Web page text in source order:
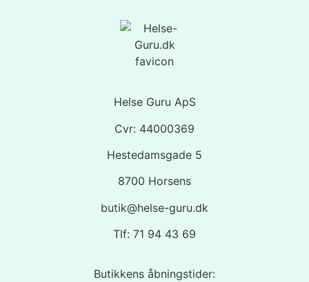
Helse Guru ApS
Cvr: 44000369
Hestedamsgade 5
8700 Horsens
butik@helse-guru.dk
Tlf: 71 94 43 69
Butikkens åbningstider: